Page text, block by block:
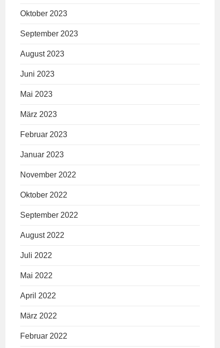
Oktober 2023
September 2023
August 2023
Juni 2023
Mai 2023
März 2023
Februar 2023
Januar 2023
November 2022
Oktober 2022
September 2022
August 2022
Juli 2022
Mai 2022
April 2022
März 2022
Februar 2022